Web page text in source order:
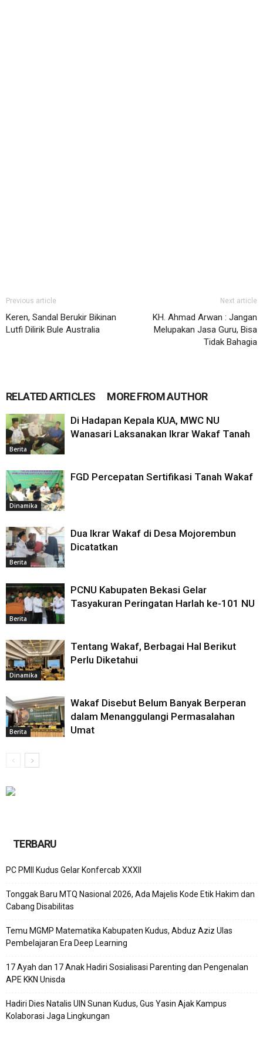
Previous article
Keren, Sandal Berukir Bikinan
Lutfi Dilirik Bule Australia
Next article
KH. Ahmad Arwan : Jangan
Melupakan Jasa Guru, Bisa
Tidak Bahagia
RELATED ARTICLES MORE FROM AUTHOR
Berita
Di Hadapan Kepala KUA, MWC NU
Wanasari Laksanakan Ikrar Wakaf Tanah
Dinamika
FGD Percepatan Sertifikasi Tanah Wakaf
Berita
Dua Ikrar Wakaf di Desa Mojorembun
Dicatatkan
Berita
PCNU Kabupaten Bekasi Gelar
Tasyakuran Peringatan Harlah ke-101 NU
Dinamika
Tentang Wakaf, Berbagai Hal Berikut
Perlu Diketahui
Berita
Wakaf Disebut Belum Banyak Berperan
dalam Menanggulangi Permasalahan
Umat
TERBARU
PC PMII Kudus Gelar Konfercab XXXII
Tonggak Baru MTQ Nasional 2026, Ada Majelis Kode Etik Hakim dan
Cabang Disabilitas
Temu MGMP Matematika Kabupaten Kudus, Abduz Aziz Ulas
Pembelajaran Era Deep Learning
17 Ayah dan 17 Anak Hadiri Sosialisasi Parenting dan Pengenalan
APE KKN Unisda
Hadiri Dies Natalis UIN Sunan Kudus, Gus Yasin Ajak Kampus
Kolaborasi Jaga Lingkungan